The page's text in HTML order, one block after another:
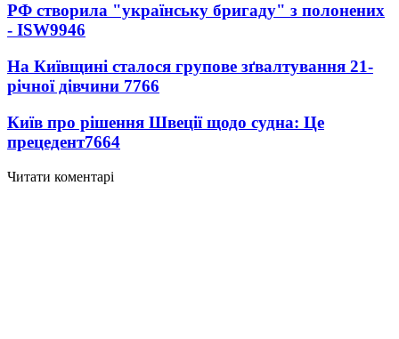
РФ створила "українську бригаду" з полонених
- ISW9946
На Київщині сталося групове зґвалтування 21-
річної дівчини 7766
Київ про рішення Швеції щодо судна: Це
прецедент7664
Читати коментарі